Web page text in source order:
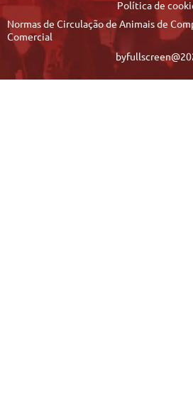
Política de
Normas de Circulação de Animais de
Comercial